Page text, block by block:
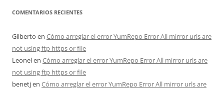
COMENTARIOS RECIENTES
Gilberto en Cómo arreglar el error YumRepo Error All mirror urls are
not using ftp https or file
Leonelen Cómo arreglar el error YumRepo Error All mirror urls are
not using ftp https or file
benetjen Cómo arreglar el error YumRepo Error All mirror urls are